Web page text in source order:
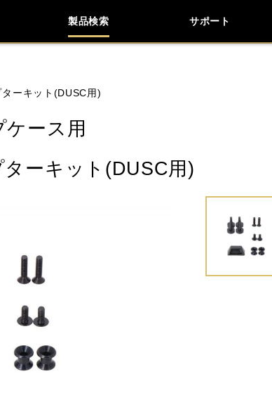
製品検索 サポート
お問い合わせ
よくあるご質問
MOTO GUZZI
ーキット(DUSC用)
ース用
ーキット(DUSC用)